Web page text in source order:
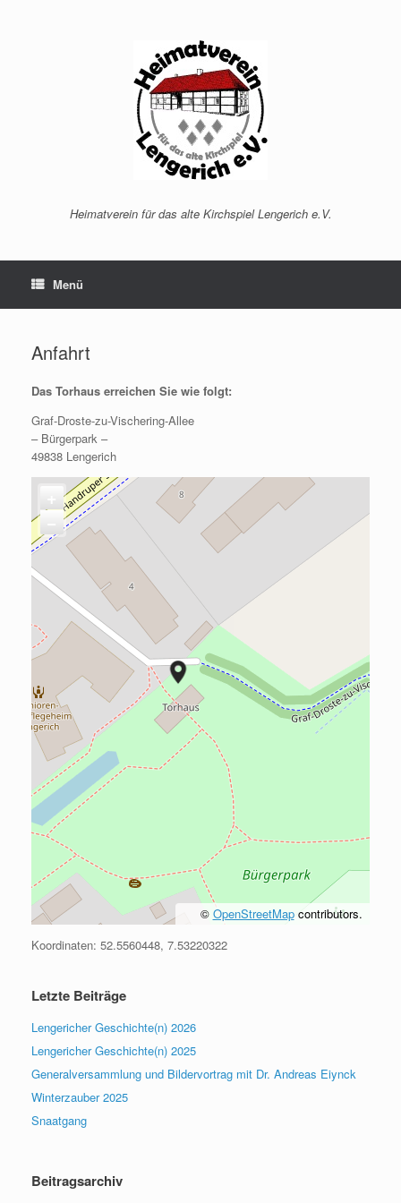
Heimatverein für das alte Kirchspiel Lengerich e.V.
Menü
Anfahrt
Das Torhaus erreichen Sie wie folgt:
Graf-Droste-zu-Vischering-Allee
– Bürgerpark –
49838 Lengerich
+
−
© OpenStreetMapcontributors.
Koordinaten: 52.5560448, 7.53220322
Letzte Beiträge
Lengericher Geschichte(n) 2026
Lengericher Geschichte(n) 2025
Generalversammlung und Bildervortrag mit Dr. Andreas Eiynck
Winterzauber 2025
Snaatgang
Beitragsarchiv